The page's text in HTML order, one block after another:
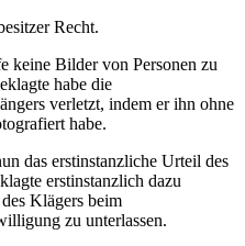
Recht.
keine Bilder von Personen zu
habe die
verletzt, indem er ihn ohne
habe.
das erstinstanzliche Urteil des
erstinstanzlich dazu
Klägers beim
zu unterlassen.